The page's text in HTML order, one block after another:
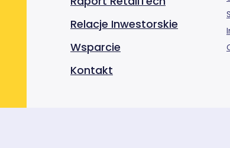
Relacje Inwestorskie
Wsparcie
Kontakt